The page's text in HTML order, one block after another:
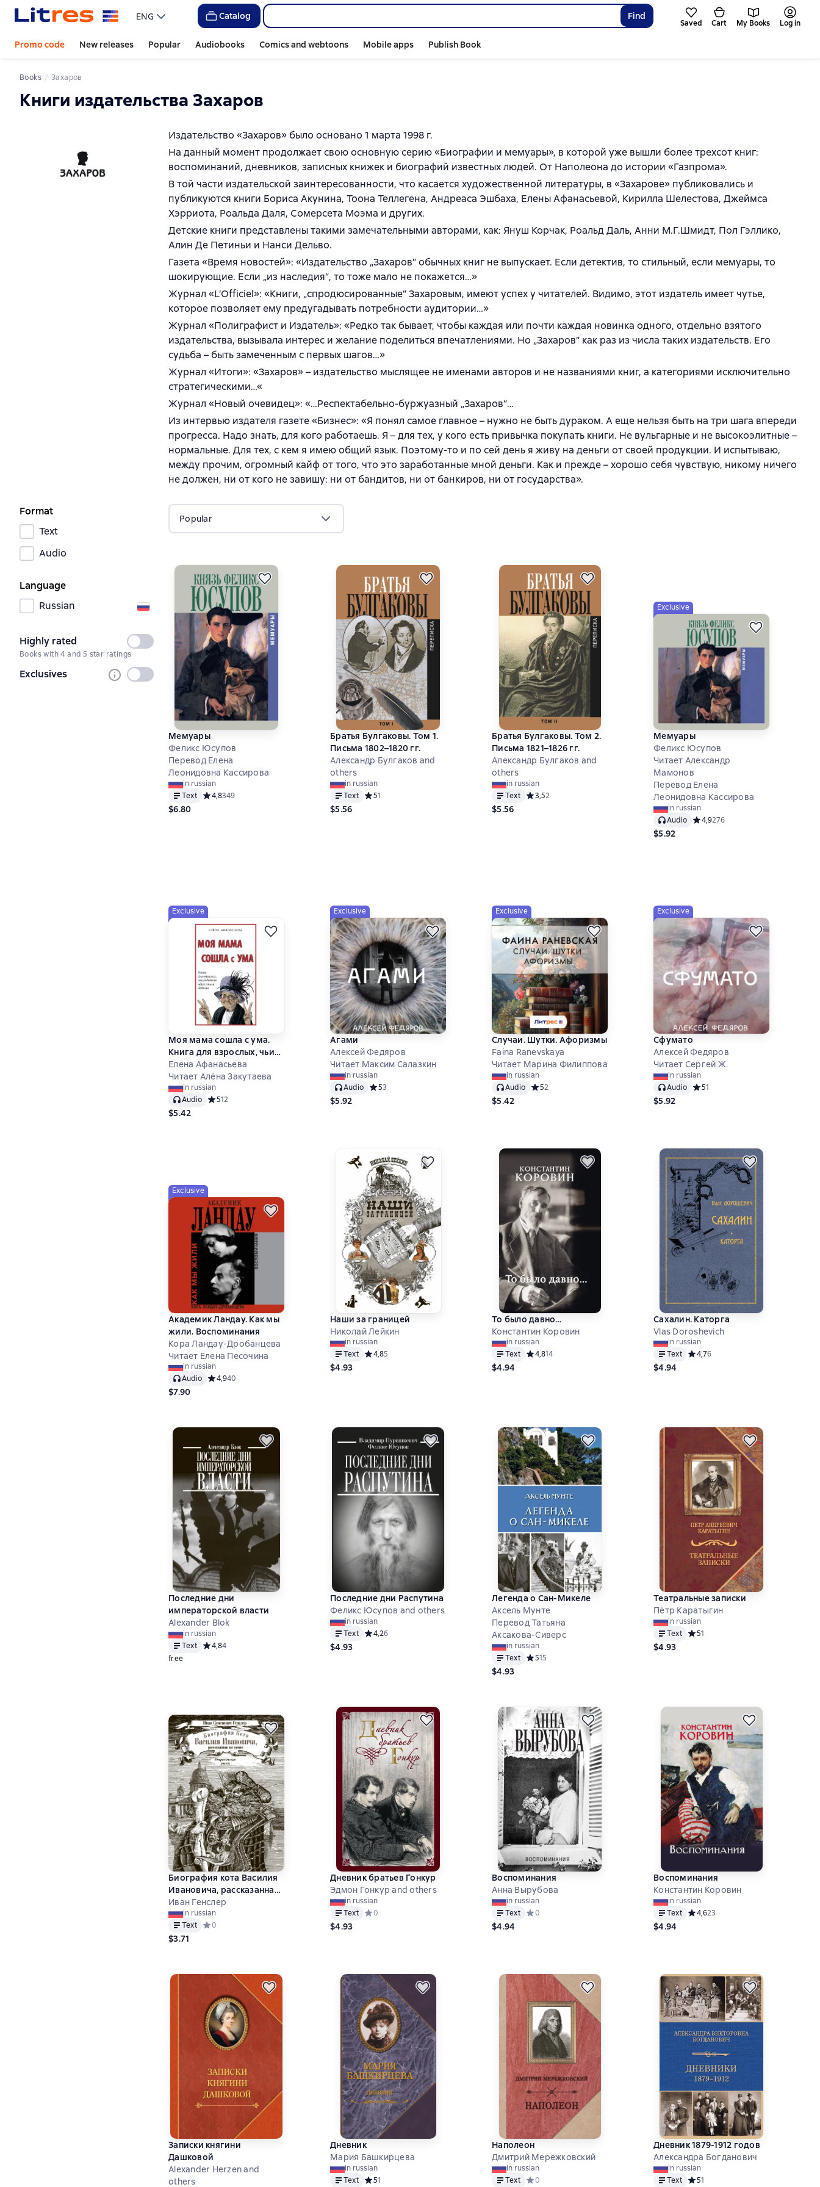
ENG Catalog Find
Saved Cart My Books Log in
Promo code New releases Popular Audiobooks Comics and webtoons Mobile apps Publish Book
Books Захаров
Книги издательства Захаров
Издательство «Захаров» было основано 1 марта 1998 г.
На данный момент продолжает свою основную серию «Биографии и мемуары», в которой уже вышли более трехсот книг:
воспоминаний, дневников, записных книжек и биографий известных людей. От Наполеона до истории «Газпрома».
В той части издательской заинтереcованности, что касается художественной литературы, в «Захарове» публиковались и
публикуются книги Бориса Акунина, Тоона Теллегена, Андреаса Эшбаха, Елены Афанасьевой, Кирилла Шелестова, Джеймса
Хэрриота, Роальда Даля, Сомерсета Моэма и других.
Детские книги представлены такими замечательными авторами, как: Януш Корчак, Роальд Даль, Анни М.Г.Шмидт, Пол Гэллико,
Алин Де Петиньи и Нанси Дельво.
Газета «Время новостей»: «Издательство „Захаров“ обычных книг не выпускает. Если детектив, то стильный, если мемуары, то
шокирующие. Если „из наследия“, то тоже мало не покажется…»
Журнал «L’Officiel»: «Книги, „спродюсированные“ Захаровым, имеют успех у читателей. Видимо, этот издатель имеет чутье,
которое позволяет ему предугадывать потребности аудитории…»
Журнал «Полиграфист и Издатель»: «Редко так бывает, чтобы каждая или почти каждая новинка одного, отдельно взятого
издательства, вызывала интерес и желание поделиться впечатлениями. Но „Захаров“ как раз из числа таких издательств. Его
судьба – быть замеченным с первых шагов…»
Журнал «Итоги»: «Захаров» – издательство мыслящее не именами авторов и не названиями книг, а категориями исключительно
стратегическими…«
Журнал «Новый очевидец»: «…Респектабельно-буржуазный „Захаров“…
Из интервью издателя газете «Бизнес»: «Я понял самое главное – нужно не быть дураком. А еще нельзя быть на три шага впереди
прогресса. Надо знать, для кого работаешь. Я – для тех, у кого есть привычка покупать книги. Не вульгарные и не высокоэлитные –
нормальные. Для тех, с кем я имею общий язык. Поэтому-то и по сей день я живу на деньги от своей продукции. И испытываю,
между прочим, огромный кайф от того, что это заработанные мной деньги. Как и прежде – хорошо себя чувствую, никому ничего
не должен, ни от кого не завишу: ни от бандитов, ни от банкиров, ни от государства».
Format
Text
Audio
Language
Russian
Highly rated
Not
selected
Books with 4 and 5 star ratings
Exclusives
Not
Popular
Мемуары
Феликс Юсупов
Перевод Елена
Леонидовна Кассирова
in russian
Text
Средний рейтинг 4,8 на основе 349 оценок
4,8349
$6.80
Братья Булгаковы. Том 1.
Письма 1802–1820 гг.
Александр Булгаков and
others
in russian
Text
Средний рейтинг 5 на основе 1 оценок
51
$5.56
Братья Булгаковы. Том 2.
Письма 1821–1826 гг.
Александр Булгаков and
others
in russian
Text
Средний рейтинг 3,5 на основе 2 оценок
3,52
$5.56
Exclusive
Мемуары
Феликс Юсупов
Читает Александр
Мамонов
Перевод Елена
Леонидовна Кассирова
in russian
Audio
Средний рейтинг 4,9 на основе
4,9276
$5.92
Exclusive
Моя мама сошла с ума.
Книга для взрослых, чьи
родители вдруг стали
детьми
Елена Афанасьева
Читает Алёна Закутаева
in russian
Audio
Средний рейтинг 5 на основе 12 оценок
512
$5.42
Exclusive
Агами
Алексей Федяров
Читает Максим Салазкин
in russian
Audio
Средний рейтинг 5 на основе 3 оценок
53
$5.92
Exclusive
Случаи. Шутки. Афоризмы
Faina Ranevskaya
Читает Марина Филиппова
in russian
Audio
Средний рейтинг 5 на основе 2 оценок
52
$5.42
Exclusive
Сфумато
Алексей Федяров
Читает Сергей Ж.
in russian
Audio
Средний рейтинг 5 на основе 1
51
$5.92
Exclusive
Академик Ландау. Как мы
жили. Воспоминания
Кора Ландау-Дробанцева
Читает Елена Песочина
in russian
Audio
Средний рейтинг 4,9 на основе 40 оценок
4,940
$7.90
Наши за границей
Николай Лейкин
in russian
Text
Средний рейтинг 4,8 на основе 5 оценок
4,85
$4.93
То было давно…
Константин Коровин
in russian
Text
Средний рейтинг 4,8 на основе 14 оценок
4,814
$4.94
Сахалин. Каторга
Vlas Doroshevich
in russian
Text
Средний рейтинг 4,7 на основе 6
4,76
$4.94
Последние дни
императорской власти
Alexander Blok
in russian
Text
Средний рейтинг 4,8 на основе 4 оценок
4,84
free
Последние дни Распутина
Феликс Юсупов and others
in russian
Text
Средний рейтинг 4,2 на основе 6 оценок
4,26
$4.93
Легенда о Сан-Микеле
Аксель Мунте
Перевод Татьяна
Аксакова-Сиверс
in russian
Text
Средний рейтинг 5 на основе 15 оценок
515
$4.93
Театральные записки
Пётр Каратыгин
in russian
Text
Средний рейтинг 5 на основе 1
51
$4.93
Биография кота Василия
Ивановича, рассказанная
им самим
Иван Генслер
in russian
Text
Средний рейтинг 0 на основе 0 оценок
0
$3.71
Дневник братьев Гонкур
Эдмон Гонкур and others
in russian
Text
Средний рейтинг 0 на основе 0 оценок
0
$4.93
Воспоминания
Анна Вырубова
in russian
Text
Средний рейтинг 0 на основе 0 оценок
0
$4.94
Воспоминания
Константин Коровин
in russian
Text
Средний рейтинг 4,6 на основе 23
4,623
$4.94
Записки княгини
Дашковой
Alexander Herzen and
others
Дневник
Мария Башкирцева
in russian
Text
Средний рейтинг 5 на основе 1 оценок
51
Наполеон
Дмитрий Мережковский
in russian
Text
Средний рейтинг 0 на основе 0 оценок
0
Дневник 1879-1912 годов
Александра Богданович
in russian
Text
Средний рейтинг 5 на основе 1
51